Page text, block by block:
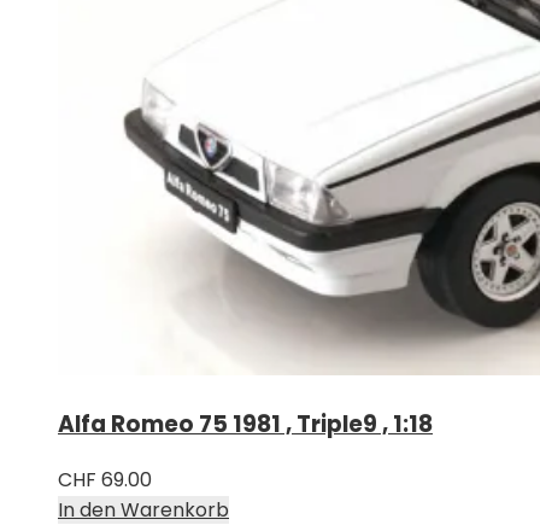
Alfa Romeo 75 1981 , Triple9 , 1:18
CHF 69.00
In den Warenkorb